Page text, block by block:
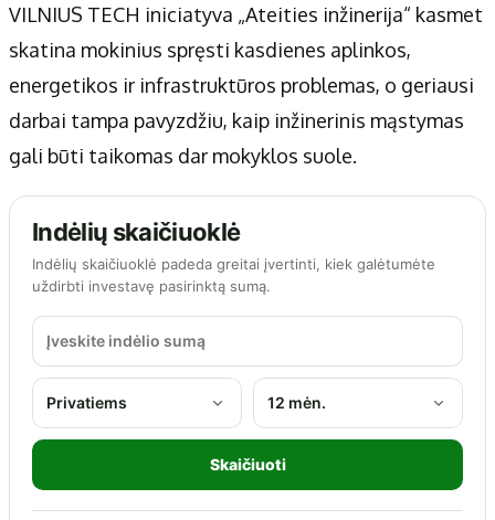
VILNIUS TECH iniciatyva „Ateities inžinerija“ kasmet
skatina mokinius spręsti kasdienes aplinkos,
energetikos ir infrastruktūros problemas, o geriausi
darbai tampa pavyzdžiu, kaip inžinerinis mąstymas
gali būti taikomas dar mokyklos suole.